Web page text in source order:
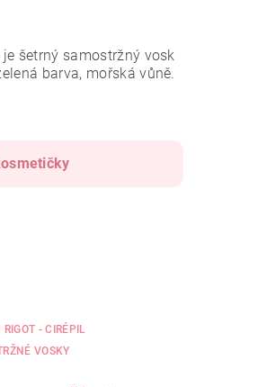
šetrný samostržný vosk
barva, mořská vůně.
RIGOT - CIRÉPIL
VOSKY